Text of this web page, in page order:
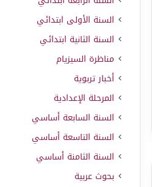
السنة الأولى ابتدائي
السنة الثانية ابتدائي
مناظرة السيزيام
أخبار تربوية
المرحلة الإعدادية
السنة السابعة أساسي
السنة التاسعة أساسي
السنة الثامنة أساسي
بحوث عربية